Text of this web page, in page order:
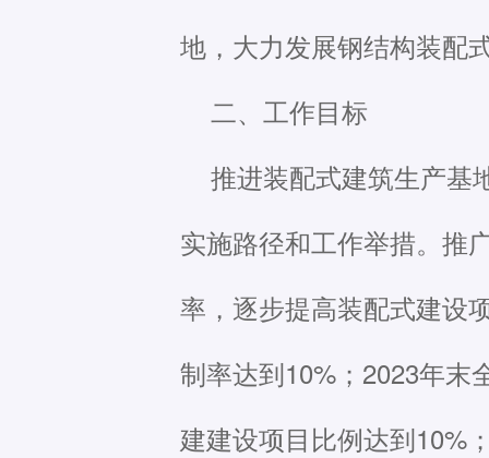
地，大力发展钢结构装配
二、工作目标
推进装配式建筑生产基
实施路径和工作举措。推
率，逐步提高装配式建设
制率达到10%；2023年末
建建设项目比例达到10%